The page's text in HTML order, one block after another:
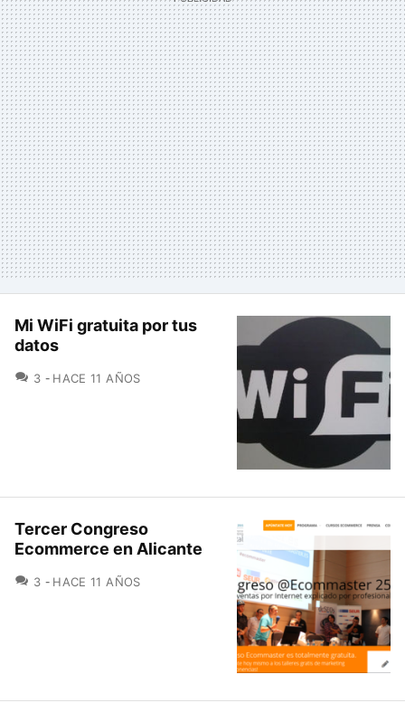
Mi WiFi gratuita por tus
datos
3 COMENTARIOS
HACE 11 AÑOS
Tercer Congreso
Ecommerce en Alicante
3 COMENTARIOS
HACE 11 AÑOS